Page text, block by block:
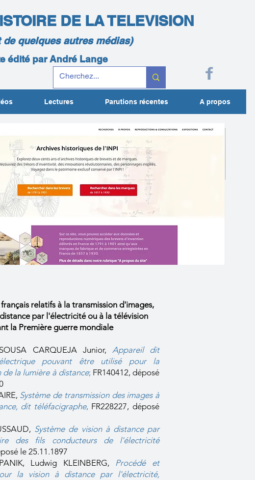
DE LA TELEVISION
de quelques autres médias)
édité par André Lange
Lectures Parutions récentes A propos
relatifs à la transmission d'images,
par l'électricité ou à la télévision
la Première guerre mondiale
CARQUEJA Junior, Appareil dit
pouvant être utilisé pour la
de la lumière à distance; FR140412, déposé
Système de transmission des images à
dit téléfacigraphe, FR228227, déposé
Système de vision à distance par
des fils conducteurs de l'électricité
le 25.11.1897
Ludwig KLEINBERG, Procédé et
la vision à distance par l'électricité,